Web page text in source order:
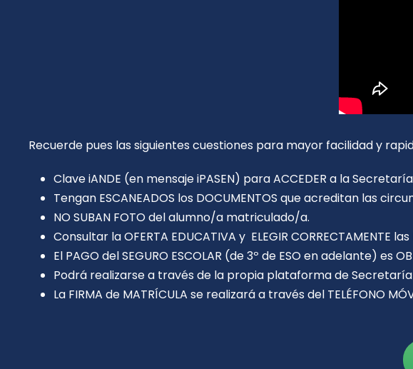
Recuerde pues las siguientes cuestiones para mayor facilidad y
Clave iANDE (en mensaje iPASEN) para ACCEDER a la
Tengan ESCANEADOS los DOCUMENTOS que acreditan las
NO SUBAN FOTO del alumno/a matriculado/a.
Consultar la OFERTA EDUCATIVA y ELEGIR CORRECTAMENTE
El PAGO del SEGURO ESCOLAR (de 3º de ESO en adelante) es
Podrá realizarse a través de la propia plataforma de
La FIRMA de MATRÍCULA se realizará a través del TELÉFONO